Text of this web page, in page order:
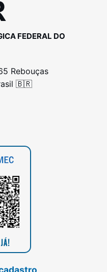
FEDERAL DO
Rebouças
🇧🇷